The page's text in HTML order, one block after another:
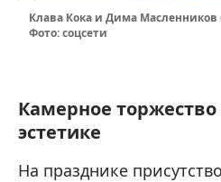
Клава Кока и Дима
Фото: соцсети
Камерное
эстетике
На празднике